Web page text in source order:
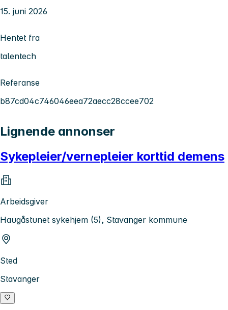
15. juni 2026
Hentet fra
talentech
Referanse
b87cd04c746046eea72aecc28ccee702
Lignende annonser
Sykepleier/vernepleier korttid demens
Arbeidsgiver
Haugåstunet sykehjem (5), Stavanger kommune
Sted
Stavanger